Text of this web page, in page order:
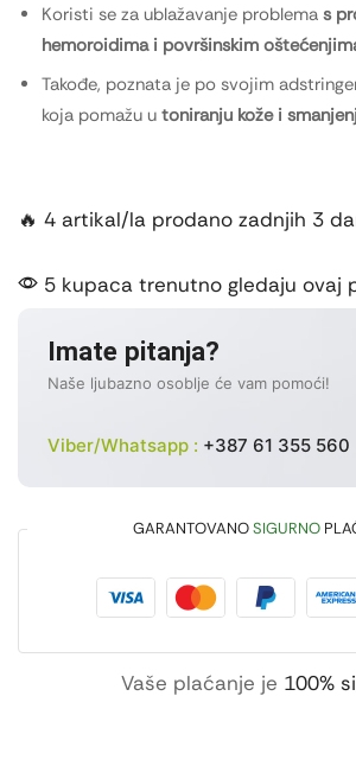
Koristi se za ublažavanje problema s
hemoroidima i površinskim
Takođe, poznata je po svojim
koja pomažu u toniranju kože i
🔥 4 artikal/la prodano zadnjih 3
5 kupaca trenutno gledaju ovaj
Imate pitanja?
Naše ljubazno osoblje će vam pomoći!
Viber/Whatsapp : +387 61 355 560
GARANTOVANOSIGURNO
Vaše plaćanje je 100%